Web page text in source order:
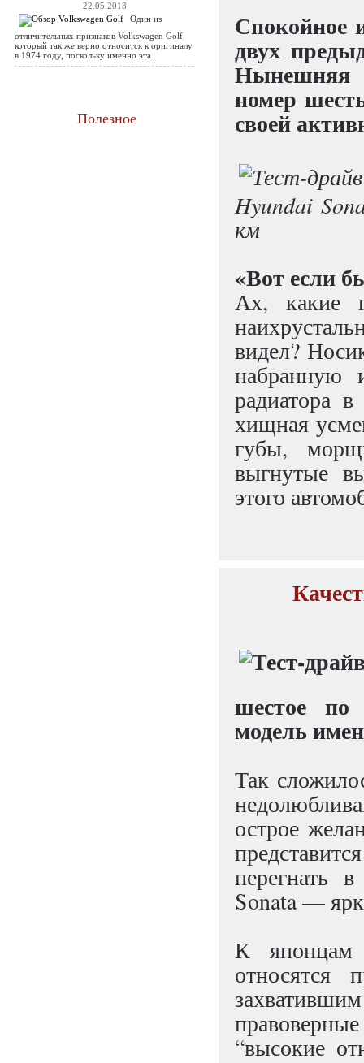
22.05.2018
Один из
отличительных признаков Volkswagen Golf,
который так же верно относится к оригиналу
в 1974 году, поскольку именно эта..
Полезное
Спокойное
двух
Нынешняя
номер
своей
Hyundai
км
«Вот если
Ах, какие
видел?
набранную
радиатора
хищная
губы,
выгнутые
этого
шестое
модель
Так
острое
перегнать
Sonata —
К японцам
относятся
“высокие